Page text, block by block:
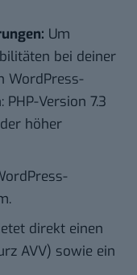
Um
bei deiner
WordPress-
Version 7.3
höher
direkt einen
AVV) sowie ein